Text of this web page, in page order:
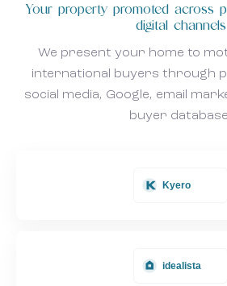
Your property promoted across
digital channels
We present your home to
international buyers through
social media, Google, email
buyer